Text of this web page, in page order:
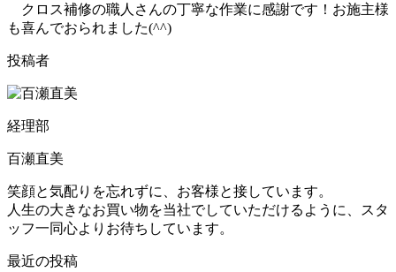
クロス補修の職人さんの丁寧な作業に感謝です！お施主様
も喜んでおられました(^^)
投稿者
経理部
百瀬直美
笑顔と気配りを忘れずに、お客様と接しています。
人生の大きなお買い物を当社でしていただけるように、スタ
ッフ一同心よりお待ちしています。
最近の投稿